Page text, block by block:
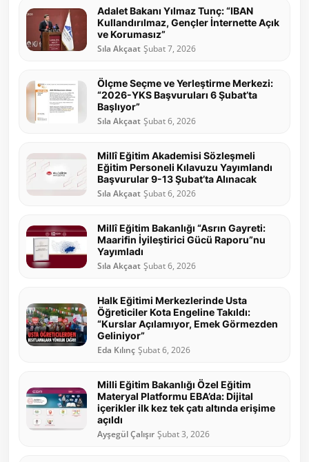
Adalet Bakanı Yılmaz Tunç: “IBAN
Kullandırılmaz, Gençler İnternette Açık
ve Korumasız”
Sıla Akçaat Şubat 7, 2026
Ölçme Seçme ve Yerleştirme Merkezi:
“2026-YKS Başvuruları 6 Şubat’ta
Başlıyor”
Sıla Akçaat Şubat 6, 2026
Millî Eğitim Akademisi Sözleşmeli
Eğitim Personeli Kılavuzu Yayımlandı
Başvurular 9-13 Şubat’ta Alınacak
Sıla Akçaat Şubat 6, 2026
Millî Eğitim Bakanlığı “Asrın Gayreti:
Maarifin İyileştirici Gücü Raporu”nu
Yayımladı
Sıla Akçaat Şubat 6, 2026
Halk Eğitimi Merkezlerinde Usta
Öğreticiler Kota Engeline Takıldı:
“Kurslar Açılamıyor, Emek Görmezden
Geliniyor”
Eda Kılınç Şubat 6, 2026
Milli Eğitim Bakanlığı Özel Eğitim
Materyal Platformu EBA’da: Dijital
içerikler ilk kez tek çatı altında erişime
açıldı
Ayşegül Çalışır Şubat 3, 2026